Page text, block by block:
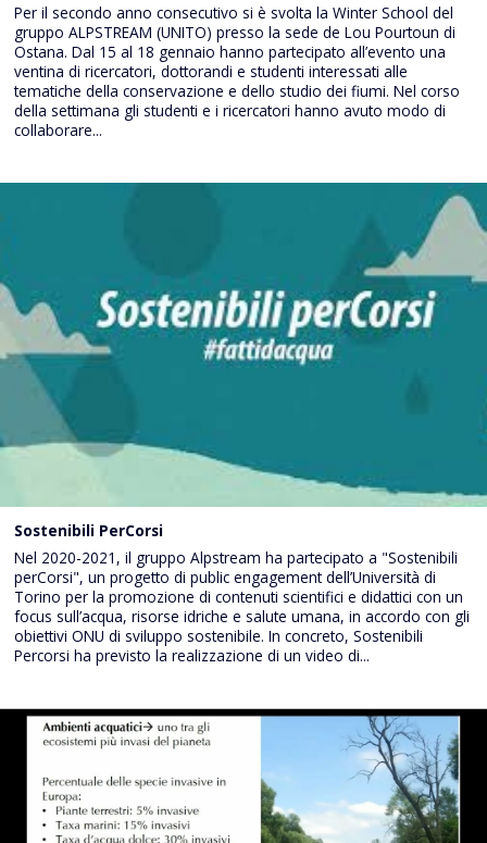
Per il secondo anno consecutivo si è svolta la Winter School del
gruppo ALPSTREAM (UNITO) presso la sede de Lou Pourtoun di
Ostana. Dal 15 al 18 gennaio hanno partecipato all’evento una
ventina di ricercatori, dottorandi e studenti interessati alle
tematiche della conservazione e dello studio dei fiumi. Nel corso
della settimana gli studenti e i ricercatori hanno avuto modo di
collaborare...
Sostenibili PerCorsi
Nel 2020-2021, il gruppo Alpstream ha partecipato a "Sostenibili
perCorsi", un progetto di public engagement dell’Università di
Torino per la promozione di contenuti scientifici e didattici con un
focus sull’acqua, risorse idriche e salute umana, in accordo con gli
obiettivi ONU di sviluppo sostenibile. In concreto, Sostenibili
Percorsi ha previsto la realizzazione di un video di...